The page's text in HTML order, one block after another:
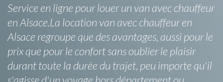
Service en ligne pour louer un van avec chauffeur
en Alsace.La location van avec chauffeur en
Alsace regroupe que des avantages, aussi pour le
prix que pour le confort sans oublier le plaisir
durant toute la durée du trajet, peu importe qu'il